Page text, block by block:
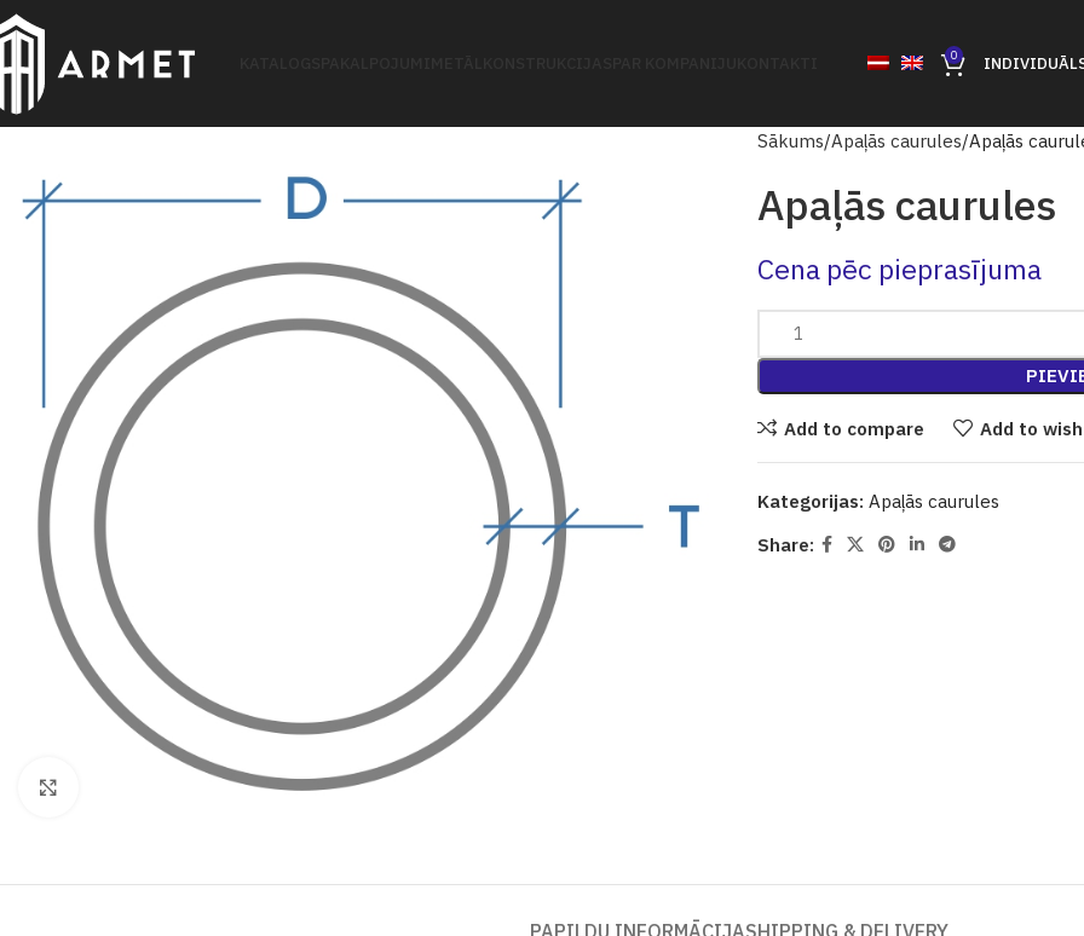
0
Sākums Apaļās caurules Apaļās
Apaļās caurules
Cena pēc pieprasījuma
Add to compare Add to
Kategorijas: Apaļās caurules
Share:
PAPILDU INFORMĀCIJASHIPPING & DELIVERY